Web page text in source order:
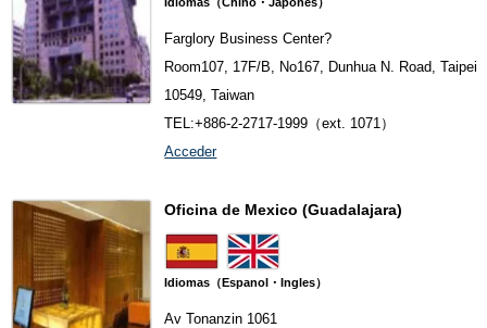
Farglory Business Center?
Room107, 17F/B, No167, Dunhua N. Road, Taipei
10549, Taiwan
TEL:+886-2-2717-1999（ext. 1071）
Acceder
Oficina de Mexico (Guadalajara)
Idiomas（Espanol・Ingles）
Av Tonanzin 1061